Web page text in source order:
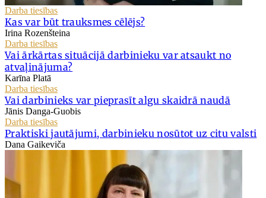
Darba tiesības
Kas var būt trauksmes cēlējs?
Irina Rozenšteina
Darba tiesības
Vai ārkārtas situācijā darbinieku var atsaukt no
atvaļinājuma?
Karīna Platā
Darba tiesības
Vai darbinieks var pieprasīt algu skaidrā naudā
Jānis Danga-Guobis
Darba tiesības
Praktiski jautājumi, darbinieku nosūtot uz citu valsti
Dana Gaikeviča